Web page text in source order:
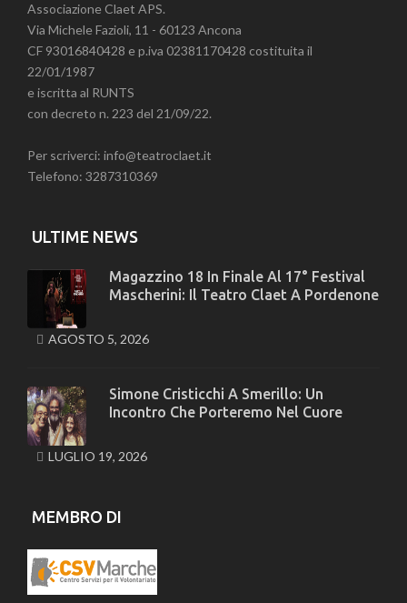
Associazione Claet APS.
Via Michele Fazioli, 11 - 60123 Ancona
CF 93016840428 e p.iva 02381170428 costituita il
22/01/1987
e iscritta al RUNTS
con decreto n. 223 del 21/09/22.
Per scriverci: info@teatroclaet.it
Telefono: 3287310369
ULTIME NEWS
Magazzino 18 In Finale Al 17° Festival
Mascherini: Il Teatro Claet A Pordenone
AGOSTO 5, 2026
Simone Cristicchi A Smerillo: Un
Incontro Che Porteremo Nel Cuore
LUGLIO 19, 2026
MEMBRO DI